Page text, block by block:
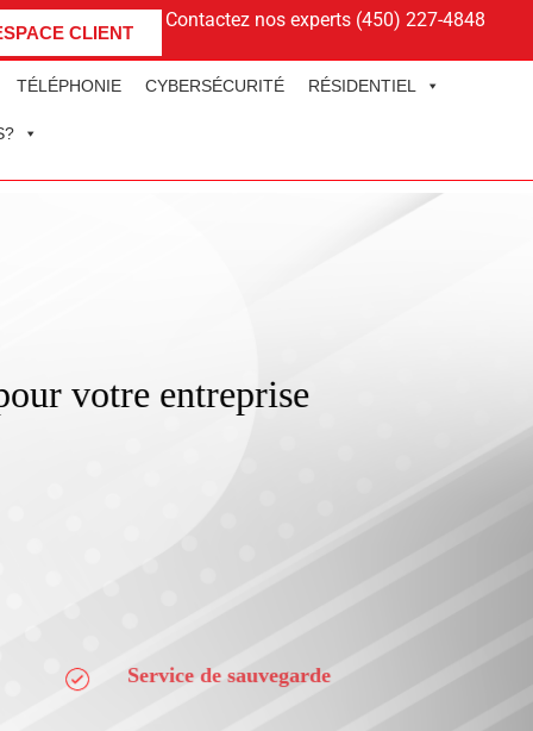
Contactez nos experts (450) 227-4848
CLIENT
TÉLÉPHONIE CYBERSÉCURITÉ RÉSIDENTIEL
votre entreprise
Service de sauvegarde